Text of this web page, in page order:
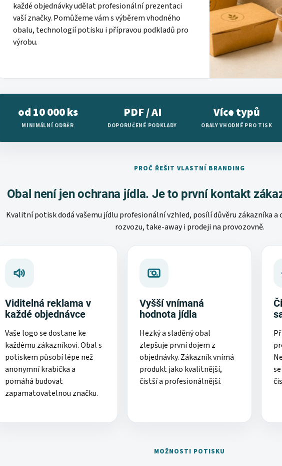
každé objednávky udělat profesionální prezentaci
vaší značky. Pomůžeme vám s výběrem vhodného
obalu, technologií potisku i přípravou podkladů pro
výrobu.
od 10 000 ks
MINIMÁLNÍ ODBĚR
PDF / AI
DOPORUČENÉ PODKLADY
Více typů
OBALY VHODNÉ PRO TISK
PROČ ŘEŠIT VLASTNÍ BRANDING
Obal není jen ochrana jídla. Je to první kontakt
Kvalitní potisk dodá vašemu jídlu profesionální vzhled, posílí důvěru zákazníka a
rozvozu, take-away i prodeji na provozovně.
Viditelná reklama v
každé objednávce
Vaše logo se dostane ke
každému zákazníkovi. Obal s
potiskem působí lépe než
anonymní krabička a
pomáhá budovat
zapamatovatelnou značku.
Vyšší vnímaná
hodnota jídla
Hezký a sladěný obal
zlepšuje první dojem z
objednávky. Zákazník vnímá
produkt jako kvalitnější,
čistší a profesionálnější.
MOŽNOSTI POTISKU